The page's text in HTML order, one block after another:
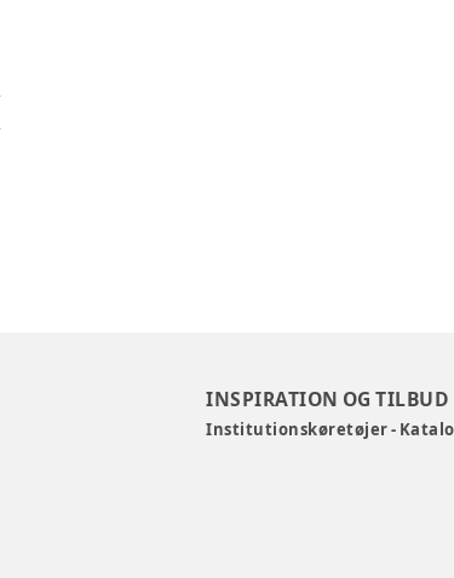
INSPIRATION OG TILBUD
Institutionskøretøjer -